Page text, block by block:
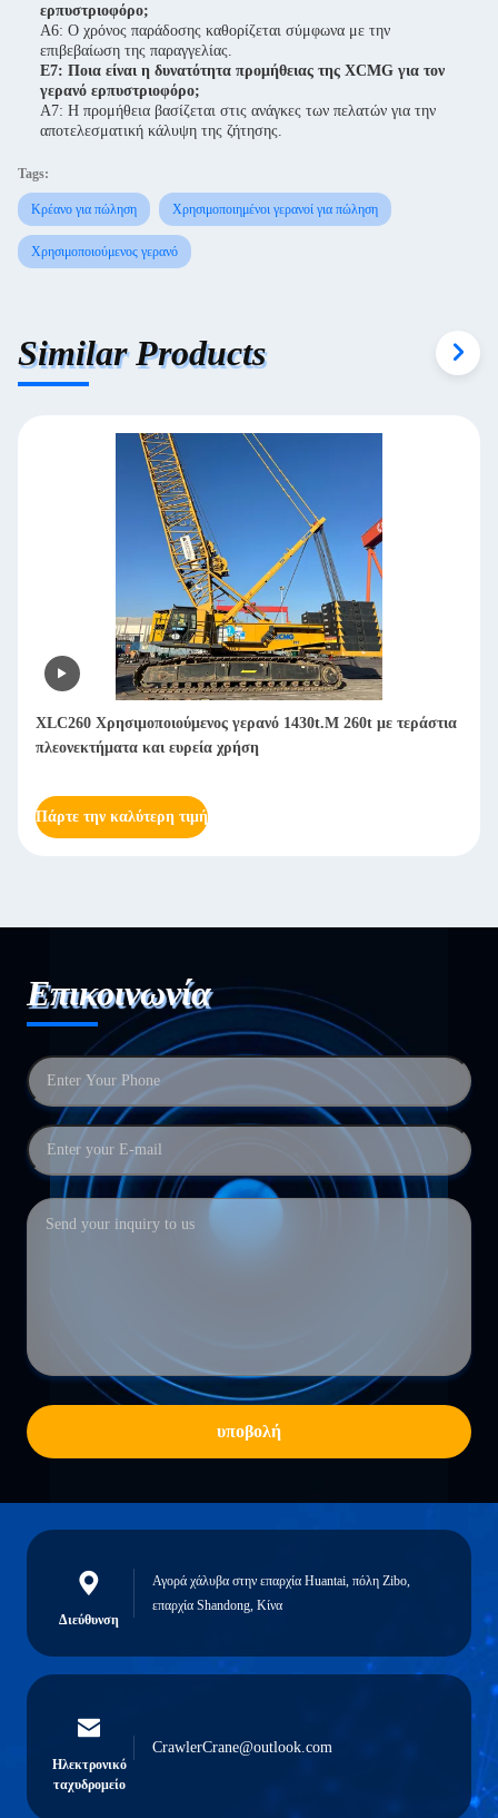
ερπυστριοφόρο;
Α6: Ο χρόνος παράδοσης καθορίζεται σύμφωνα με την
επιβεβαίωση της παραγγελίας.
Ε7: Ποια είναι η δυνατότητα προμήθειας της XCMG για τον
γερανό ερπυστριοφόρο;
Α7: Η προμήθεια βασίζεται στις ανάγκες των πελατών για την
αποτελεσματική κάλυψη της ζήτησης.
Tags:
Κρέανο για πώληση Χρησιμοποιημένοι γερανοί για πώληση
Χρησιμοποιούμενος γερανό
Similar Products
2400 τ.μ. 350 τόνων μεταχειρισμένο εξοπλισμό γερανού-
εξαρτήματος που απαιτείται για κατασκευές υποδομών μεγάλης
Πάρτε την καλύτερη τιμή
Επικοινωνία
υποβολή
Διεύθυνση
Αγορά χάλυβα στην επαρχία Huantai, πόλη Zibo,
επαρχία Shandong, Κίνα
Ηλεκτρονικό
ταχυδρομείο
CrawlerCrane@outlook.com